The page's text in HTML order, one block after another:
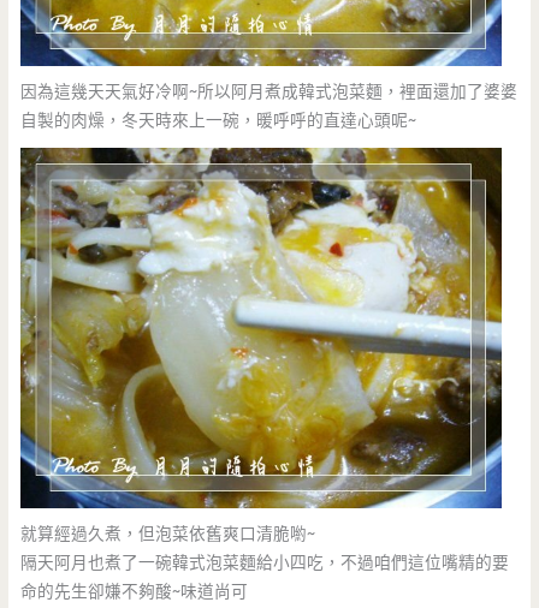
因為這幾天天氣好冷啊~所以阿月煮成韓式泡菜麵，裡面還加了婆婆
自製的肉燥，冬天時來上一碗，暖呼呼的直達心頭呢~
就算經過久煮，但泡菜依舊爽口清脆喲~
隔天阿月也煮了一碗韓式泡菜麵給小四吃，不過咱們這位嘴精的要
命的先生卻嫌不夠酸~味道尚可